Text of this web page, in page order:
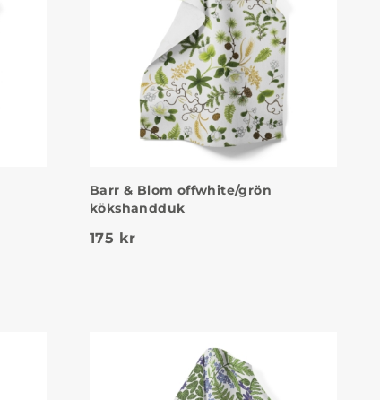
Barr & Blom offwhite/grön
kökshandduk
175 kr